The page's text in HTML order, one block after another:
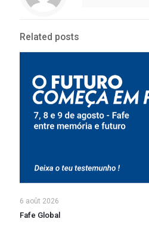
Related posts
6 août 2026
Fafe Global